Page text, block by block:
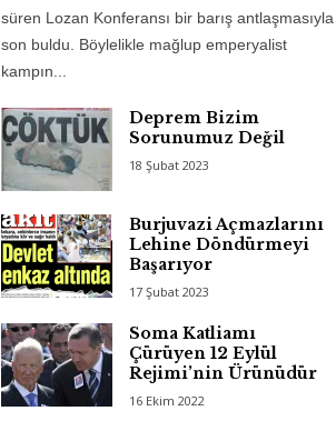
süren Lozan Konferansı bir barış antlaşmasıyla
son buldu. Böylelikle mağlup emperyalist
kampın...
Deprem Bizim
Sorunumuz Değil
18 Şubat 2023
Burjuvazi Açmazlarını
Lehine Döndürmeyi
Başarıyor
17 Şubat 2023
Soma Katliamı
Çürüyen 12 Eylül
Rejimi’nin Ürünüdür
16 Ekim 2022